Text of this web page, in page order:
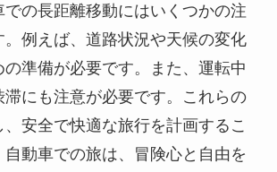
での長距離移動にはいくつかの注
例えば、道路状況や天候の変化
準備が必要です。また、運転中
にも注意が必要です。これらの
、安全で快適な旅行を計画するこ
自動車での旅は、冒険心と自由を